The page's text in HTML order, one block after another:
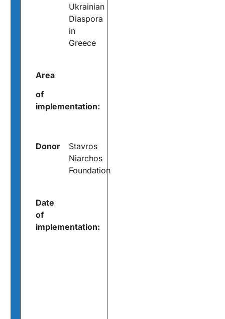
Ukrainian
Diaspora
in
Greece
Area
of
implementation:
Donor
Stavros
Niarchos
Foundation
Date
of
implementation: